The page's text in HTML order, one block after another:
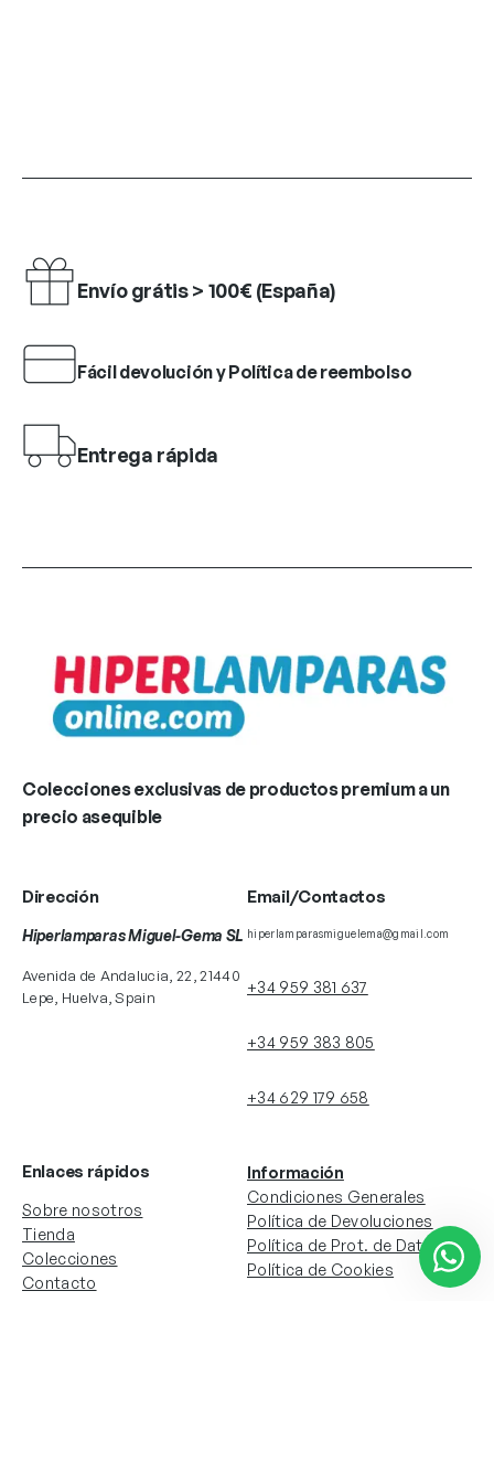
Envío grátis > 100€ (España)
Fácil devolución y Política de reembolso
Entrega rápida
Colecciones exclusivas de productos premium a un
precio asequible
Dirección
Hiperlamparas Miguel-Gema SL
Avenida de Andalucia, 22, 21440
Lepe, Huelva, Spain
Email/Contactos
hiperlamparasmiguelema@gmail.com
+34 959 381 637
+34 959 383 805
+34 629 179 658
Enlaces rápidos
Sobre nosotros
Tienda
Colecciones
Contacto
Información
Condiciones Generales
Política de Devoluciones
Política de Prot. de Datos
Política de Cookies